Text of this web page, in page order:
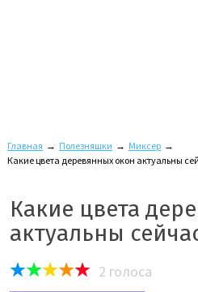
Главная → Полезняшки → Миксер →
Какие цвета деревянных окон актуальны
Какие цвета
актуальны
2 голоса